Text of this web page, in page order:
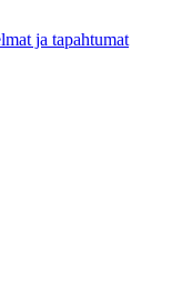
ja tapahtumat